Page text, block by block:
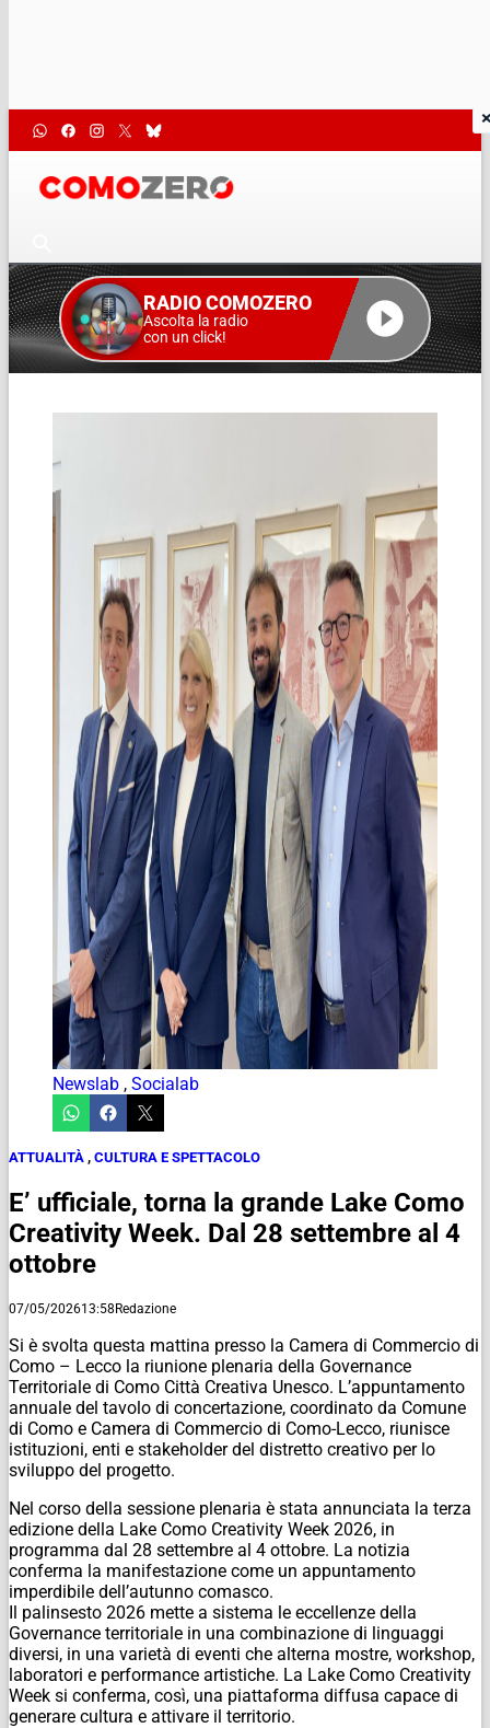
RADIO COMOZERO
Ascolta la radio
con un click!
Newslab , Socialab
ATTUALITÀ , CULTURA E SPETTACOLO
E’ ufficiale, torna la grande Lake Como
Creativity Week. Dal 28 settembre al 4
ottobre
07/05/202613:58Redazione
Si è svolta questa mattina presso la Camera di Commercio di
Como – Lecco la riunione plenaria della Governance
Territoriale di Como Città Creativa Unesco. L’appuntamento
annuale del tavolo di concertazione, coordinato da Comune
di Como e Camera di Commercio di Como-Lecco, riunisce
istituzioni, enti e stakeholder del distretto creativo per lo
sviluppo del progetto.
Nel corso della sessione plenaria è stata annunciata la terza
edizione della Lake Como Creativity Week 2026, in
programma dal 28 settembre al 4 ottobre. La notizia
conferma la manifestazione come un appuntamento
imperdibile dell’autunno comasco.
Il palinsesto 2026 mette a sistema le eccellenze della
Governance territoriale in una combinazione di linguaggi
diversi, in una varietà di eventi che alterna mostre, workshop,
laboratori e performance artistiche. La Lake Como Creativity
Week si conferma, così, una piattaforma diffusa capace di
generare cultura e attivare il territorio.